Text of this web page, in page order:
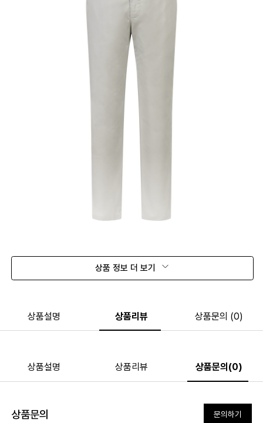
상품 정보 더 보기
상품설명 상품리뷰 상품문의 (0)
상품설명 상품리뷰 상품문의(0)
상품문의 문의하기